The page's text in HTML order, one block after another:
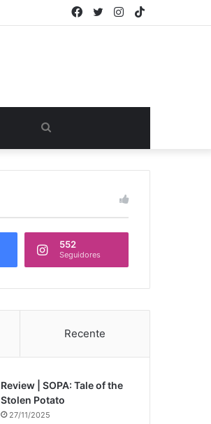
Instagram
Twitter
Facebook
Procurar
por
552
Seguidores
Recente
Review | SOPA: Tale of the
Stolen Potato
27/11/2025